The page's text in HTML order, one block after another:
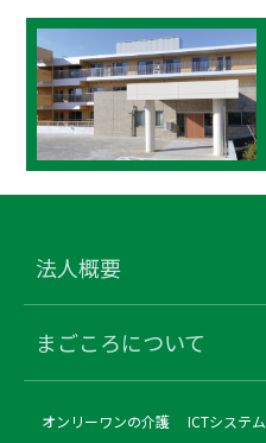
法人概要
まごころについて
オンリーワンの介護 ICTシステム